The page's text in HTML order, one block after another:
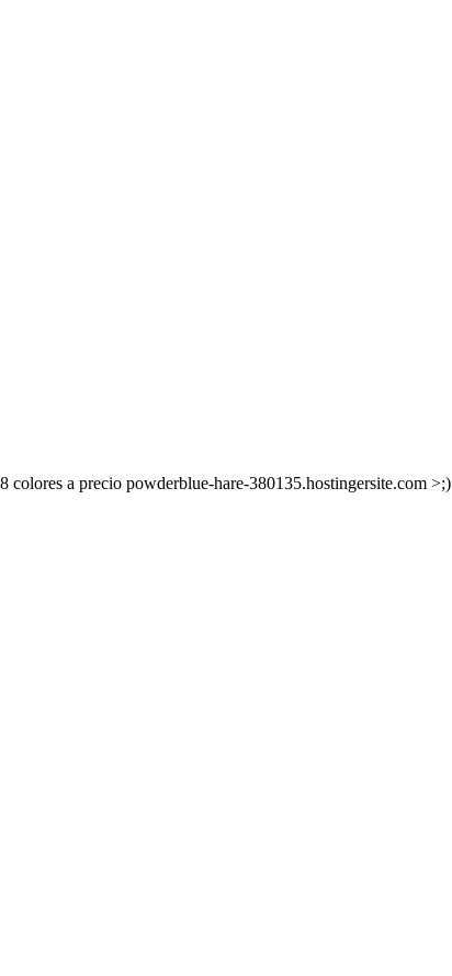
colores a precio powderblue-hare-380135.hostingersite.com >;)